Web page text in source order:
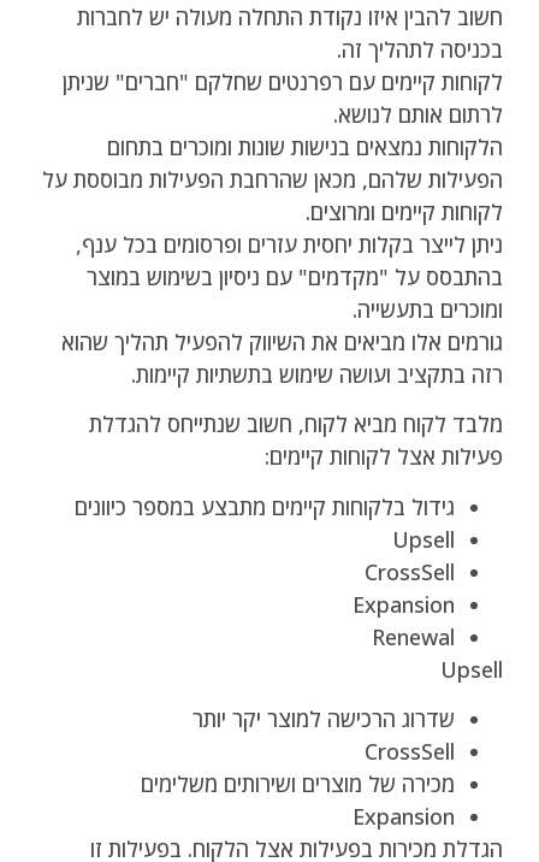
חשוב להבין איזו נקודת התחלה מעולה יש לחברות
בכניסה לתהליך זה.
לקוחות קיימים עם רפרנטים שחלקם "חברים" שניתן
לרתום אותם לנושא.
הלקוחות נמצאים בנישות שונות ומוכרים בתחום
הפעילות שלהם, מכאן שהרחבת הפעילות מבוססת על
לקוחות קיימים ומרוצים.
ניתן לייצר בקלות יחסית עזרים ופרסומים בכל ענף,
בהתבסס על "מקדמים" עם ניסיון בשימוש במוצר
ומוכרים בתעשייה.
גורמים אלו מביאים את השיווק להפעיל תהליך שהוא
רזה בתקציב ועושה שימוש בתשתיות קיימות.
מלבד לקוח מביא לקוח, חשוב שנתייחס להגדלת
פעילות אצל לקוחות קיימים:
גידול בלקוחות קיימים מתבצע במספר כיוונים
Upsell
CrossSell
Expansion
Renewal
Upsell
שדרוג הרכישה למוצר יקר יותר
CrossSell
מכירה של מוצרים ושירותים משלימים
Expansion
הגדלת מכירות בפעילות אצל הלקוח. בפעילות זו